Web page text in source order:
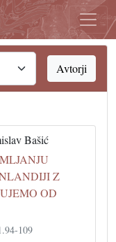
Avtorji
Bašić
Z
OD
109